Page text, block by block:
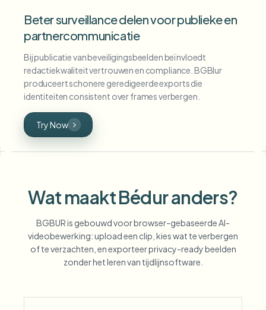
Beter surveillance delen voor publieke en
partnercommunicatie
Bij publicatie van beveiligingsbeelden beïnvloedt
redactiekwaliteit vertrouwen en compliance. BGBlur
produceert schonere geredigeerde exports die
identiteiten consistent over frames verbergen.
Try Now
Wat maakt Bédur anders?
BGBUR is gebouwd voor browser-gebaseerde AI-
videobewerking: upload een clip, kies wat te verbergen
of te verzachten, en exporteer privacy-ready beelden
zonder het leren van tijdlijnsoftware.